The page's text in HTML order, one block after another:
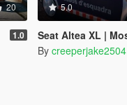
20
1.0
5.0
Seat Altea XL |
By creeperjake2504